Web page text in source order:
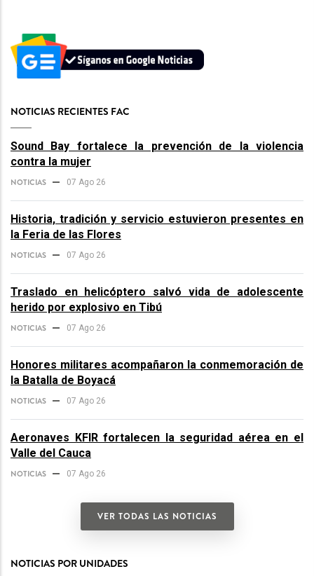
NOTICIAS RECIENTES FAC
Sound Bay fortalece la prevención de la violencia
contra la mujer
NOTICIAS 07 Ago 26
Historia, tradición y servicio estuvieron presentes en
la Feria de las Flores
NOTICIAS 07 Ago 26
Traslado en helicóptero salvó vida de adolescente
herido por explosivo en Tibú
NOTICIAS 07 Ago 26
Honores militares acompañaron la conmemoración de
la Batalla de Boyacá
NOTICIAS 07 Ago 26
Aeronaves KFIR fortalecen la seguridad aérea en el
Valle del Cauca
NOTICIAS 07 Ago 26
VER TODAS LAS NOTICIAS
NOTICIAS POR UNIDADES